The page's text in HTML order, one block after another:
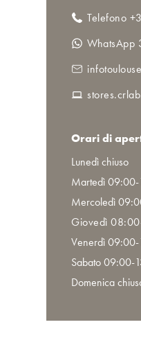
Telefono
WhatsApp
Orari di
Lunedì chiuso
Martedì
Mercoledì
Giovedì
Venerdì
Sabato 09:00-
Domenica